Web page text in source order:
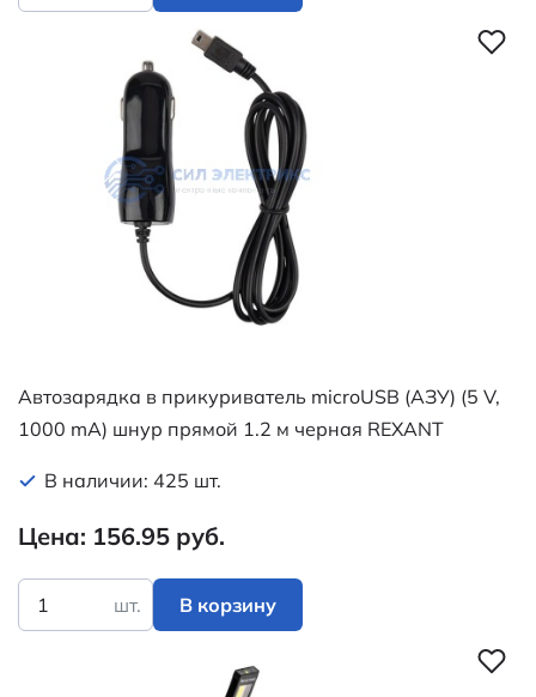
Автозарядка в прикуриватель microUSB (АЗУ) (5 V,
1000 mA) шнур прямой 1.2 м черная REXANT
В наличии: 425 шт.
Цена: 156.95 руб.
шт. В корзину